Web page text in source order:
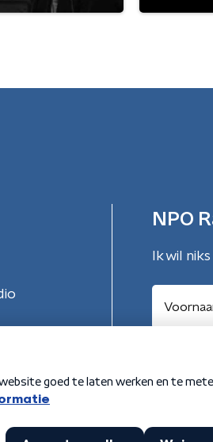
NPO
Ik wil